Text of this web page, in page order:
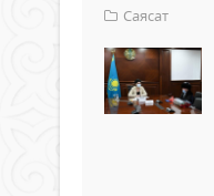
Саясат